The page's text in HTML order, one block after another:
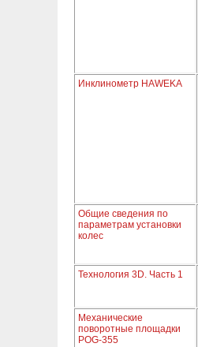
Инклинометр HAWEKA
Общие сведения по
параметрам установки
колес
Технология 3D. Часть 1
Механические
поворотные площадки
POG-355